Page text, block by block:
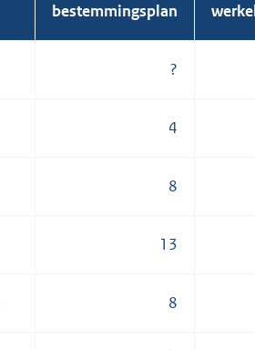
bestemmingsplan
?
4
8
13
8